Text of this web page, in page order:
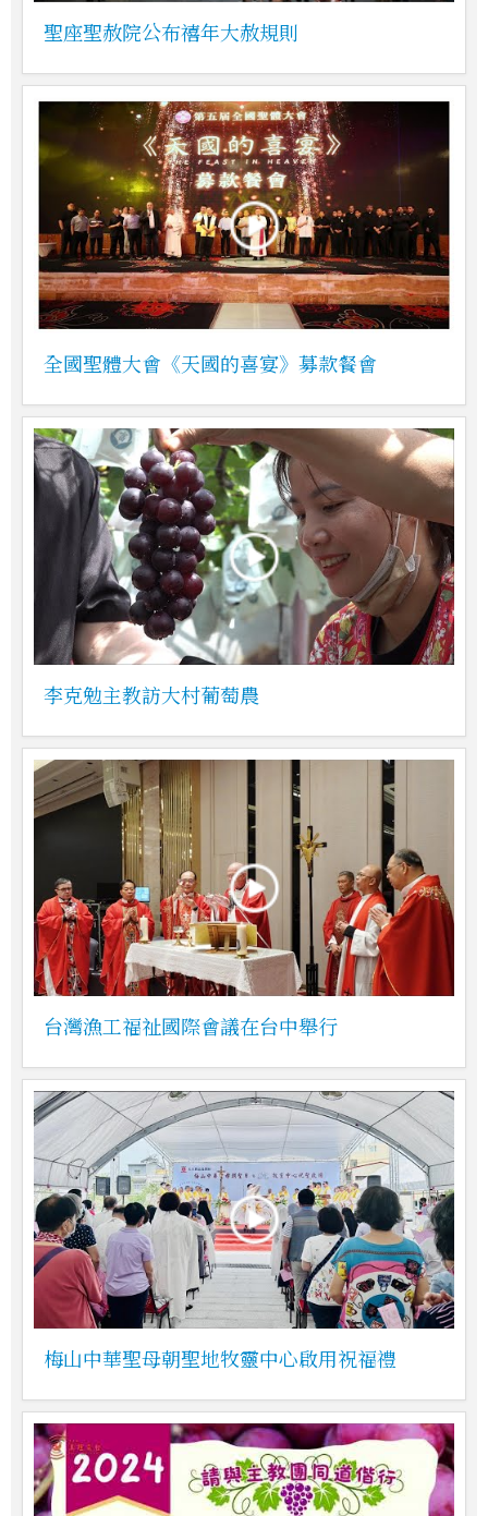
聖座聖赦院公布禧年大赦規則
全國聖體大會《天國的喜宴》募款餐會
李克勉主教訪大村葡萄農
台灣漁工福祉國際會議在台中舉行
梅山中華聖母朝聖地牧靈中心啟用祝福禮